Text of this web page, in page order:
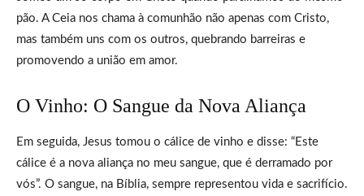
pão. A Ceia nos chama à comunhão não apenas com Cristo,
mas também uns com os outros, quebrando barreiras e
promovendo a união em amor.
O Vinho: O Sangue da Nova Aliança
Em seguida, Jesus tomou o cálice de vinho e disse: “Este
cálice é a nova aliança no meu sangue, que é derramado por
vós”. O sangue, na Bíblia, sempre representou vida e sacrifício.